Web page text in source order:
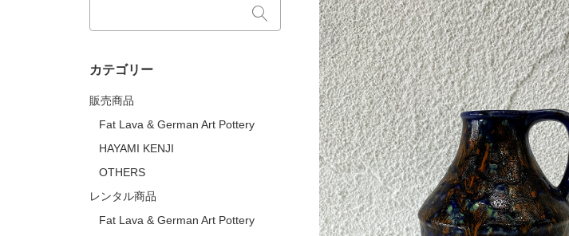
カテゴリー
販売商品
Fat Lava & German Art Pottery
HAYAMI KENJI
OTHERS
レンタル商品
Fat Lava & German Art Pottery